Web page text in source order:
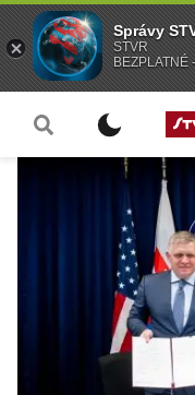
Správy
STVR
BEZPLATNÉ